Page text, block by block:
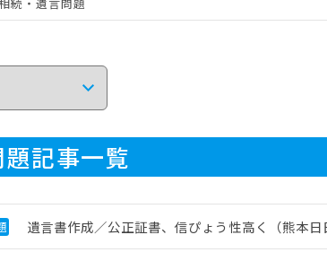
記事一覧
遺言書作成／公正証書、信ぴょう性高く（熊本